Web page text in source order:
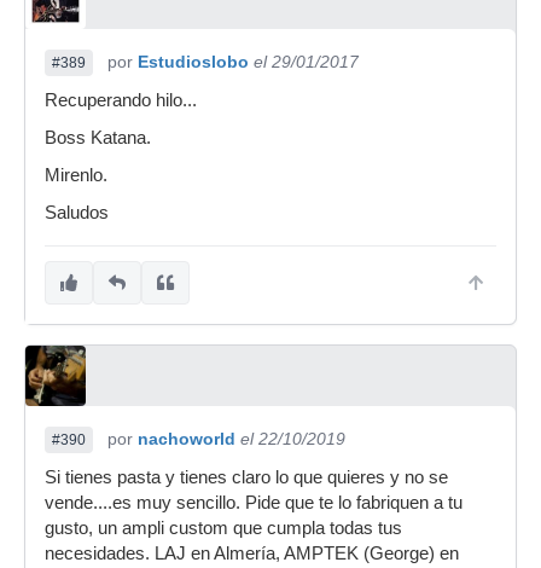
#389 por Estudioslobo el 29/01/2017
Recuperando hilo...
Boss Katana.
Mirenlo.
Saludos
#390 por nachoworld el 22/10/2019
Si tienes pasta y tienes claro lo que quieres y no se
vende....es muy sencillo. Pide que te lo fabriquen a tu
gusto, un ampli custom que cumpla todas tus
necesidades. LAJ en Almería, AMPTEK (George) en